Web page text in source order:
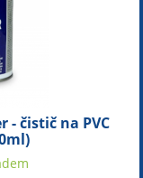
- čistič na PVC